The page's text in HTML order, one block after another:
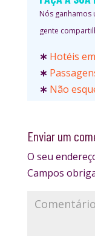
Nós ganhamos
gente
∗ Hotéis
∗
∗ Não
Enviar um
O seu
Campos